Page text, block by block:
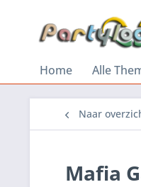
Home Alle
Naar
Mafia